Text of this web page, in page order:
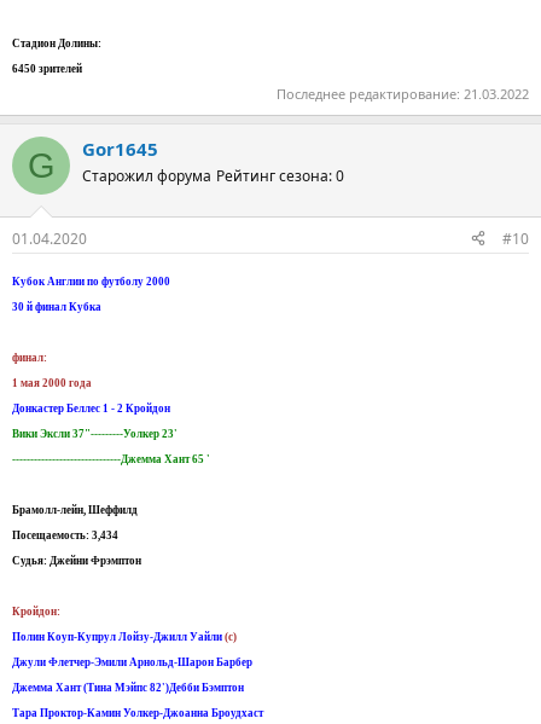
Стадион Долины:
6450 зрителей
Последнее редактирование: 21.03.2022
G Gor1645
Старожил форума Рейтинг сезона: 0
01.04.2020 #10
Кубок Англии по футболу 2000
30 й финал Кубка
финал:
1 мая 2000 года
Донкастер Беллес 1 - 2 Кройдон
Вики Эксли 37"---------Уолкер 23'
------------------------------Джемма Хант 65 '
Брамолл-лейн, Шеффилд
Посещаемость: 3,434
Судья: Джейни Фрэмптон
Кройдон:
Полин Коуп-Купрул Лойзу-Джилл Уайли (c)
Джули Флетчер-Эмили Арнольд-Шарон Барбер
Джемма Хант (Тина Мэйпс 82')Дебби Бэмптон
Тара Проктор-Камин Уолкер-Джоанна Броудхаст